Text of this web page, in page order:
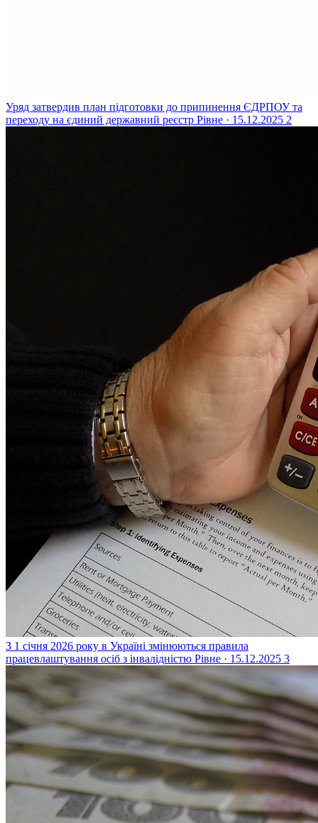
Уряд затвердив план підготовки до припинення ЄДРПОУ та
переходу на єдиний державний реєстр Рівне · 15.12.2025 2
З 1 січня 2026 року в Україні змінюються правила
працевлаштування осіб з інвалідністю Рівне · 15.12.2025 3